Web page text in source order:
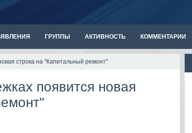
ГРУППЫ АКТИВНОСТЬ КОММЕНТАРИИ
строка на "Капитальный ремонт"
появится новая